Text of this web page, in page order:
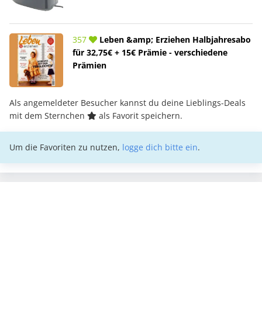
357
Leben &amp; Erziehen Halbjahresabo
für 32,75€ + 15€ Prämie - verschiedene
Prämien
Als angemeldeter Besucher kannst du deine Lieblings-Deals
mit dem Sternchen
als Favorit speichern.
Um die Favoriten zu nutzen, logge dich bitte ein.